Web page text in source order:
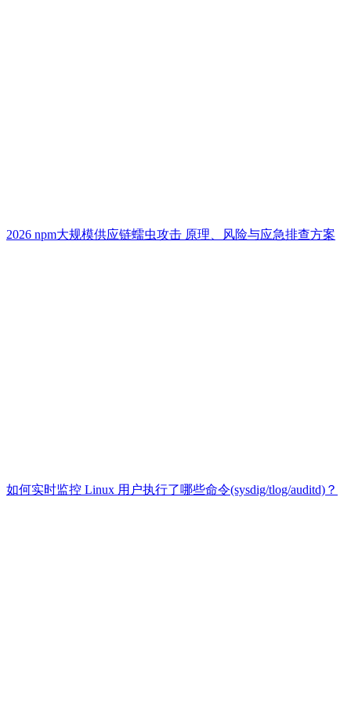
2026 npm大规模供应链蠕虫攻击 原理、风险与应急排查方案
如何实时监控 Linux 用户执行了哪些命令(sysdig/tlog/auditd)？